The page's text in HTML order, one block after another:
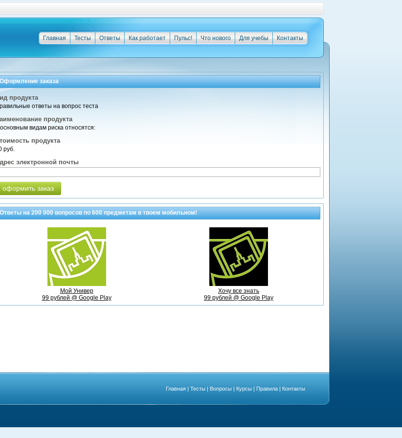
Контакты
Для учебы
Что нового
Пульс!
Как работает
Ответы
Тесты
Главная
Оформление заказа
продукта
ответы на вопрос теста
продукта
видам риска относятся:
продукта
руб.
электронной почты
оформить заказ
Ответы на200 000вопросов по600 предметамв твоем мобильном!
Мой Универ
99 рублей @ Google Play
Хочу все знать
99 рублей @ Google Play
Главная | Тесты | Вопросы | Курсы | Правила | Контакты